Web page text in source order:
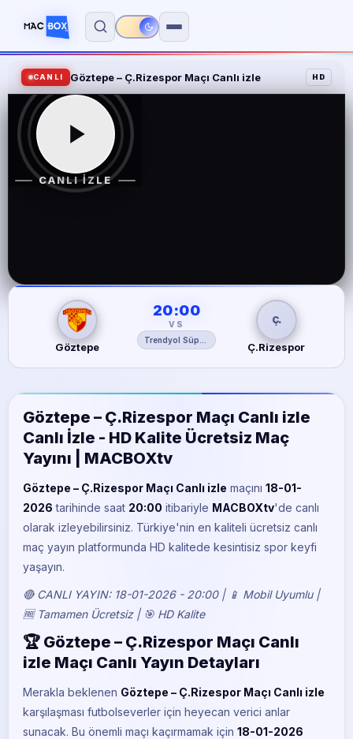
TV Kanalları
A Spor
A2
Atv
BeIN Sports 3
BeIN Sports 4
BeIN Sports 5
CANLI Göztepe – Ç.Rizespor Maçı Canlı izle HD
CANLI İZLE
GÖ
Göztepe
20:00
VS
Ç.
Ç.Rizespor
Göztepe – Ç.Rizespor Maçı Canlı izle
Canlı İzle - HD Kalite Ücretsiz Maç
Yayını | MACBOXtv
Göztepe – Ç.Rizespor Maçı Canlı izle maçını 18-01-
2026 tarihinde saat 20:00 itibariyle MACBOXtv'de canlı
olarak izleyebilirsiniz. Türkiye'nin en kaliteli ücretsiz canlı
maç yayın platformunda HD kalitede kesintisiz spor keyfi
yaşayın.
🔴 CANLI YAYIN: 18-01-2026 - 20:00 | 📱 Mobil Uyumlu |
🆓 Tamamen Ücretsiz | 🎯 HD Kalite
🏆 Göztepe – Ç.Rizespor Maçı Canlı
izle Maçı Canlı Yayın Detayları
Merakla beklenen Göztepe – Ç.Rizespor Maçı Canlı izle
karşılaşması futbolseverler için heyecan verici anlar
sunacak. Bu önemli maçı kaçırmamak için 18-01-2026